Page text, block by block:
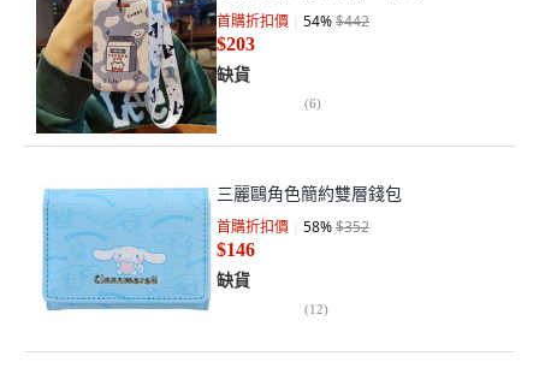
首購折扣價 54%$442
$203
缺貨
(6)
三麗鷗角色簡約雙層錢包
首購折扣價 58%$352
$146
缺貨
(12)